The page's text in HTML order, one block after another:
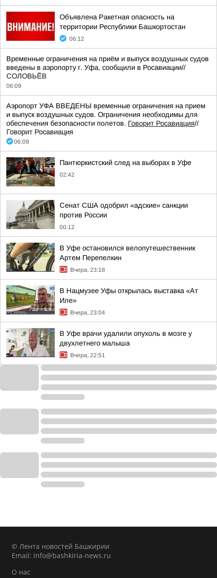
Объявлена Ракетная опасность на
территории Республики Башкортостан
06:12
Временные ограничения на приём и выпуск воздушных судов
введены в аэропорту г. Уфа, сообщили в Росавиации//
СОЛОВЬЁВ
06:09
Аэропорт УФА ВВЕДЕНЫ временные ограничения на прием
и выпуск воздушных судов. Ограничения необходимы для
обеспечения безопасности полетов. Говорит Росавиация//
Говорит Росавиация
06:09
Пантюркистский след на выборах в Уфе
02:42
Сенат США одобрил «адские» санкции
против России
00:12
В Уфе остановился велопутешественник
Артем Перепелкин
Вчера, 23:18
В Нацмузее Уфы открылась выставка «Ат
Иле»
Вчера, 23:04
В Уфе врачи удалили опухоль в мозге у
двухлетнего малыша
Вчера, 22:51
© Лента новостей Башкирии
Email: info@bashkiria-news.ru
О нас